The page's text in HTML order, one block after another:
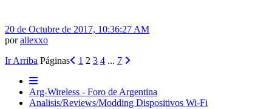
20 de Octubre de 2017, 10:36:27 AM
porallexxo
Ir Arriba Páginas 1 2 3 4 ... 7
Arg-Wireless - Foro de Argentina
Analisis/Reviews/Modding Dispositivos Wi-Fi